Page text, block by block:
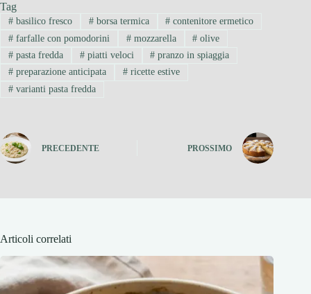
Tag
#basilico fresco #borsa termica # contenitore ermetico
#farfalle con pomodorini #mozzarella # olive
#pasta fredda #piatti veloci # pranzo in spiaggia
#preparazione anticipata #ricette estive
#varianti pasta fredda
PRECEDENTE PROSSIMO
Articoli correlati